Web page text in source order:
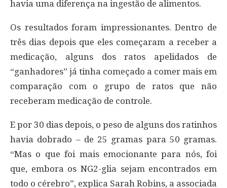
havia uma diferença na ingestão de alimentos.
Os resultados foram impressionantes. Dentro de
três dias depois que eles começaram a receber a
medicação, alguns dos ratos apelidados de
“ganhadores” já tinha começado a comer mais em
comparação com o grupo de ratos que não
receberam medicação de controle.
E por 30 dias depois, o peso de alguns dos ratinhos
havia dobrado – de 25 gramas para 50 gramas.
“Mas o que foi mais emocionante para nós, foi
que, embora os NG2-glia sejam encontrados em
todo o cérebro”, explica Sarah Robins, a associada